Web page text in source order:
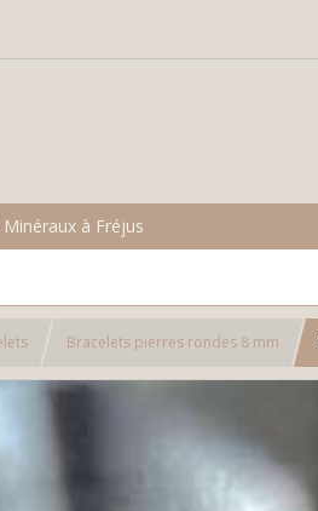
à Fréjus
Bracelets pierres rondes 8 mm